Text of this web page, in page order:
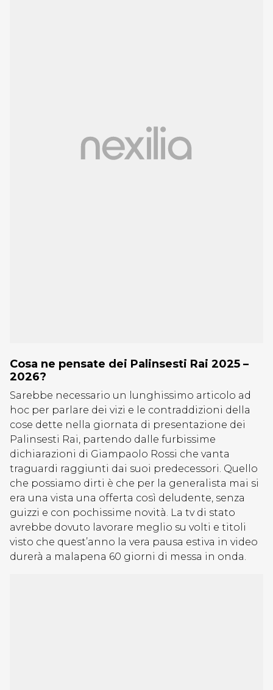
Cosa ne pensate dei Palinsesti Rai 2025 –
2026?
Sarebbe necessario un lunghissimo articolo ad
hoc per parlare dei vizi e le contraddizioni della
cose dette nella giornata di presentazione dei
Palinsesti Rai, partendo dalle furbissime
dichiarazioni di Giampaolo Rossi che vanta
traguardi raggiunti dai suoi predecessori. Quello
che possiamo dirti è che per la generalista mai si
era una vista una offerta così deludente, senza
guizzi e con pochissime novità. La tv di stato
avrebbe dovuto lavorare meglio su volti e titoli
visto che quest’anno la vera pausa estiva in video
durerà a malapena 60 giorni di messa in onda.